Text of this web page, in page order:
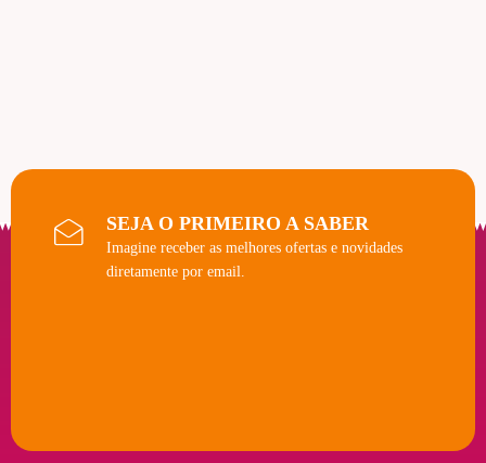
SEJA O PRIMEIRO A SABER
Imagine receber as melhores ofertas e novidades
diretamente por email.